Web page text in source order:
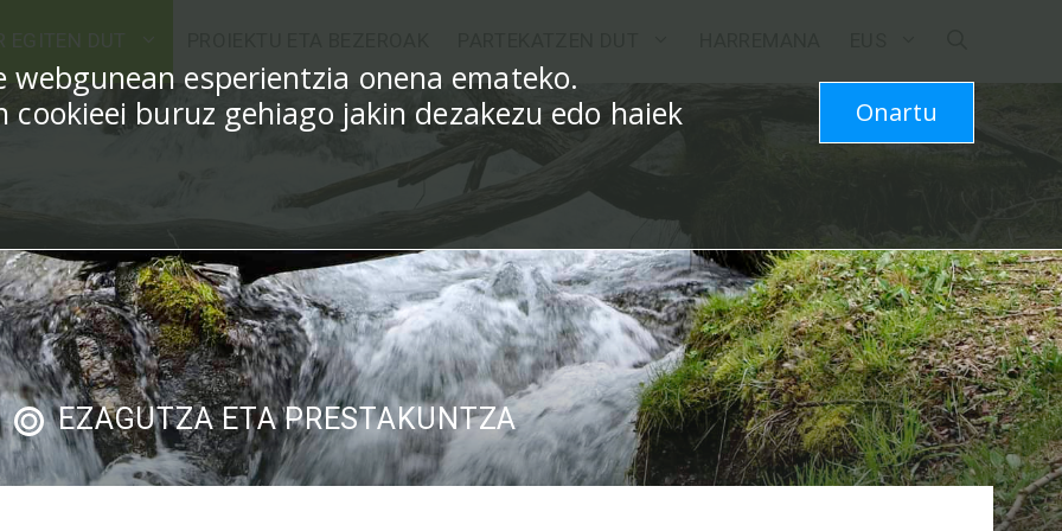
EZAGUTZA ETA PRESTAKUNTZA
esperientzia onena emateko.
cookieei buruz gehiago jakin dezakezu edo haiek
Onartu